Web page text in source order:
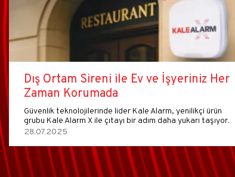
Dış Ortam Sireni ile Ev ve İşyeriniz Her
Zaman Korumada
Güvenlik teknolojilerinde lider Kale Alarm, yenilikçi ürün
grubu Kale Alarm X ile çıtayı bir adım daha yukarı taşıyor.
28.07.2025